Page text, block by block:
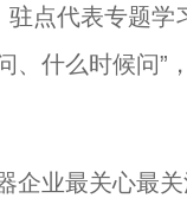
点代表专题学
、什么时候问”
业最关心最关